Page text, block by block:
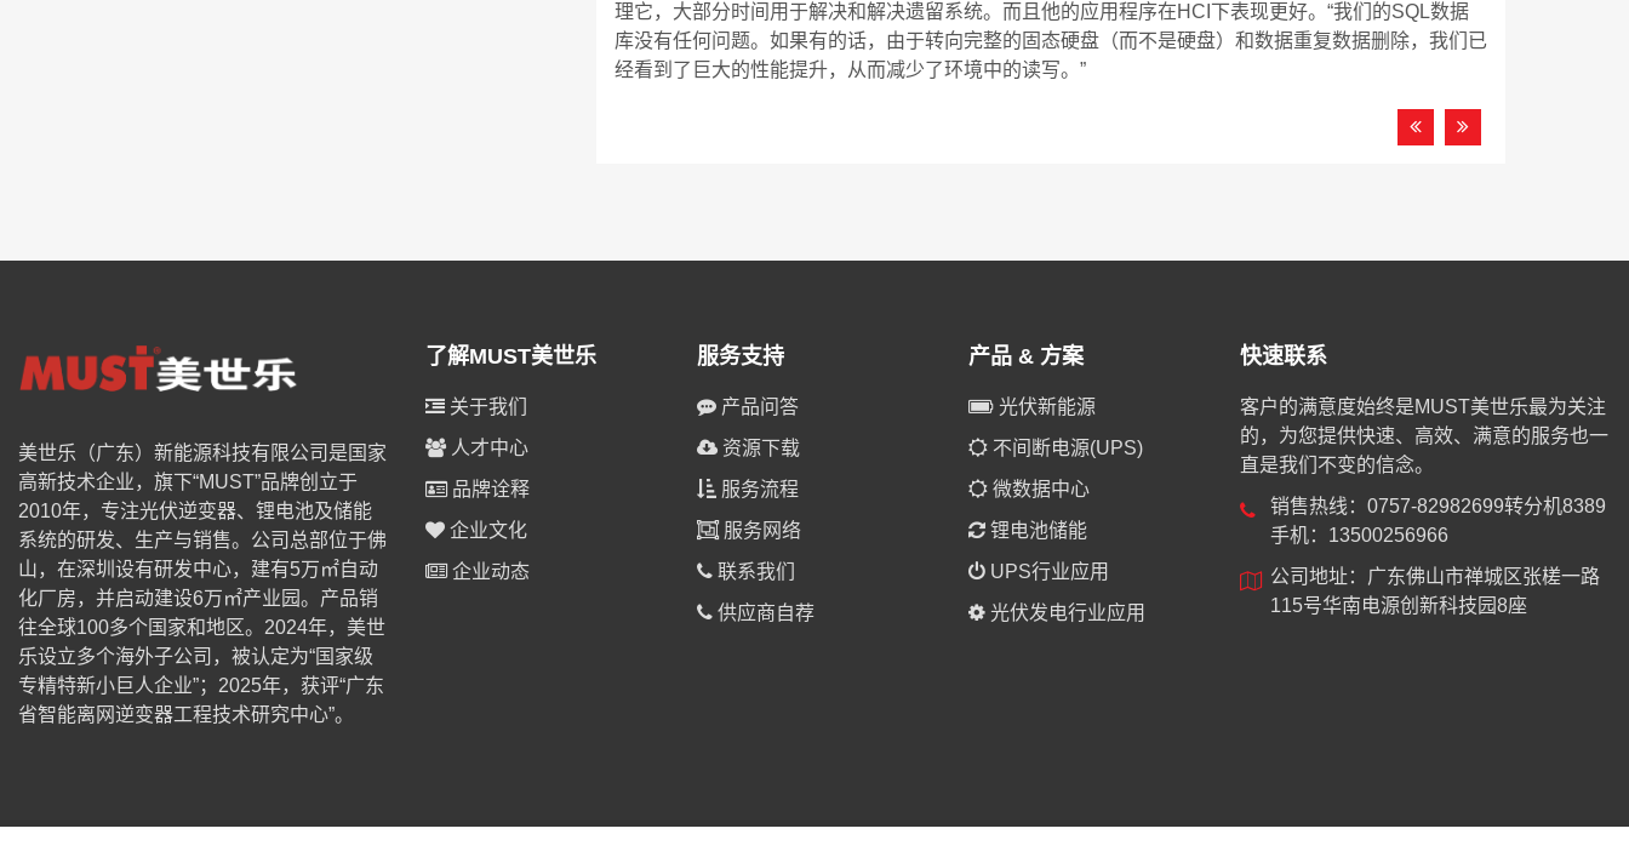
理它，大部分时间用于解决和解决遗留系统。而且他的应用程序在HCI下表现更好。“我们的SQL数据
库没有任何问题。如果有的话，由于转向完整的固态硬盘（而不是硬盘）和数据重复数据删除，我们已
经看到了巨大的性能提升，从而减少了环境中的读写。”
美世乐（广东）新能源科技有限公司是国家
高新技术企业，旗下“MUST”品牌创立于
2010年，专注光伏逆变器、锂电池及储能
系统的研发、生产与销售。公司总部位于佛
山，在深圳设有研发中心，建有5万㎡自动
化厂房，并启动建设6万㎡产业园。产品销
往全球100多个国家和地区。2024年，美世
乐设立多个海外子公司，被认定为“国家级
专精特新小巨人企业”；2025年，获评“广东
省智能离网逆变器工程技术研究中心”。
了解MUST美世乐
关于我们
人才中心
品牌诠释
企业文化
企业动态
服务支持
产品问答
资源下载
服务流程
服务网络
联系我们
供应商自荐
产品 & 方案
光伏新能源
不间断电源(UPS)
微数据中心
锂电池储能
UPS行业应用
光伏发电行业应用
快速联系
客户的满意度始终是MUST美世乐最为关注
的，为您提供快速、高效、满意的服务也一
直是我们不变的信念。
销售热线：0757-82982699转分机8389
手机：13500256966
公司地址：广东佛山市禅城区张槎一路
115号华南电源创新科技园8座